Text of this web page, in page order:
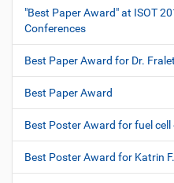
"Best Paper Award" at ISOT
Conferences
Best Paper Award for Dr.
Best Paper Award
Best Poster Award for fuel cell
Best Poster Award for Katrin